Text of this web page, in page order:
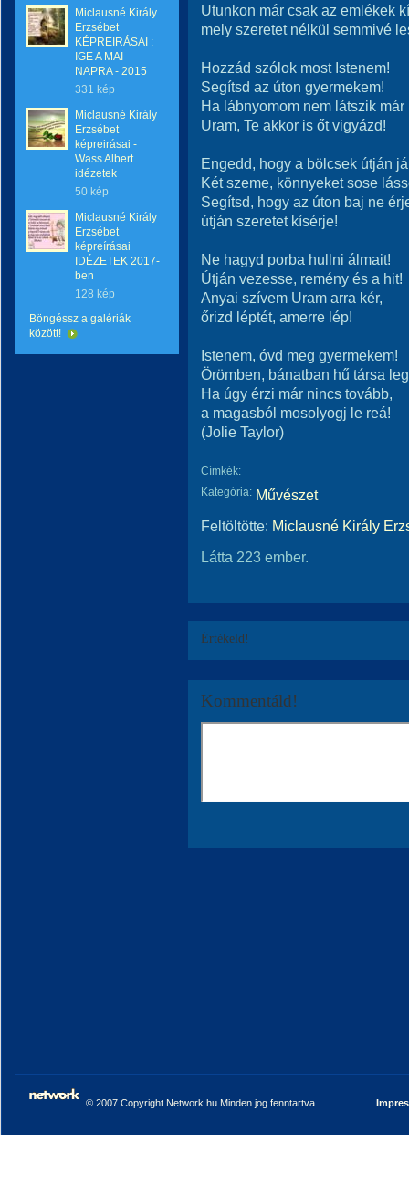
Miclausné Király
Erzsébet
KÉPREIRÁSAI :
IGE A MAI
NAPRA - 2015
331 kép
Miclausné Király
Erzsébet
képreirásai -
Wass Albert
idézetek
50 kép
Miclausné Király
Erzsébet
képreírásai
IDÉZETEK 2017-
ben
128 kép
Böngéssz a galériák
között!
Utunkon már csak az emlékek
mely szeretet nélkül semmivé
Hozzád szólok most Istenem!
Segítsd az úton gyermekem!
Ha lábnyomom nem látszik már
Uram, Te akkor is őt vigyázd!
Engedd, hogy a bölcsek útján
Két szeme, könnyeket sose
Segítsd, hogy az úton baj ne
útján szeretet kísérje!
Ne hagyd porba hullni álmait!
Útján vezesse, remény és a hit!
Anyai szívem Uram arra kér,
őrizd léptét, amerre lép!
Istenem, óvd meg gyermekem!
Örömben, bánatban hű társa
Ha úgy érzi már nincs tovább,
a magasból mosolyogj le reá!
(Jolie Taylor)
Címkék:
Kategória: Művészet
Feltöltötte: Miclausné Király
Látta 223 ember.
Értékeld!
Kommentáld!
© 2007 Copyright Network.hu Minden jog fenntartva.